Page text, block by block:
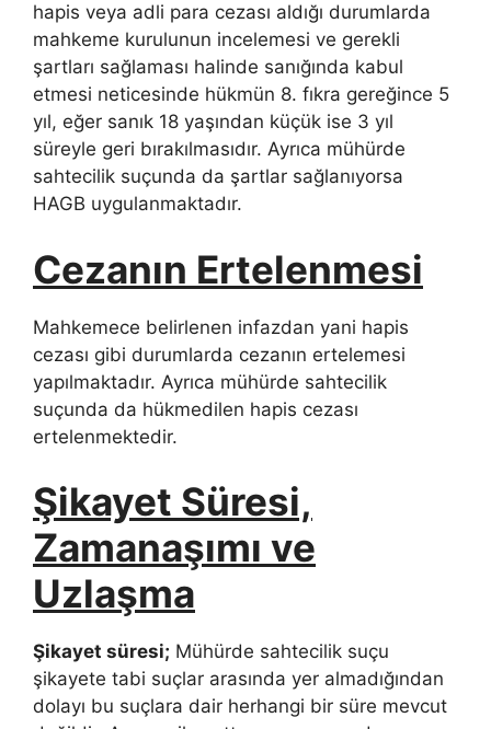
hapis veya adli para cezası aldığı durumlarda
mahkeme kurulunun incelemesi ve gerekli
şartları sağlaması halinde sanığında kabul
etmesi neticesinde hükmün 8. fıkra gereğince 5
yıl, eğer sanık 18 yaşından küçük ise 3 yıl
süreyle geri bırakılmasıdır. Ayrıca mühürde
sahtecilik suçunda da şartlar sağlanıyorsa
HAGB uygulanmaktadır.
Cezanın Ertelenmesi
Mahkemece belirlenen infazdan yani hapis
cezası gibi durumlarda cezanın ertelemesi
yapılmaktadır. Ayrıca mühürde sahtecilik
suçunda da hükmedilen hapis cezası
ertelenmektedir.
Şikayet Süresi,
Zamanaşımı ve
Uzlaşma
Şikayet süresi; Mühürde sahtecilik suçu
şikayete tabi suçlar arasında yer almadığından
dolayı bu suçlara dair herhangi bir süre mevcut